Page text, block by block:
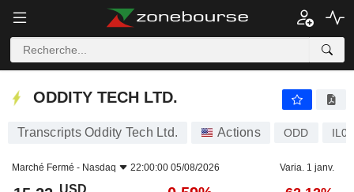
ODDITY TECH LTD.
ODDITY TECH LTD.
Transcripts Oddity Tech Ltd. Actions ODD
Marché Fermé - Nasdaq 22:00:00 05/08/2026 Varia. 1 janv.
USD